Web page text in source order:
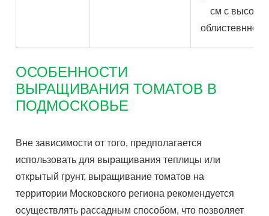
см с высокой
ОСОБЕННОСТИ
ВЫРАЩИВАНИЯ ТОМАТОВ В
ПОДМОСКОВЬЕ
Вне зависимости от того, предполагается
использовать для выращивания теплицы или
открытый грунт, выращивание томатов на
территории Московского региона рекомендуется
осуществлять рассадным способом, что позволяет